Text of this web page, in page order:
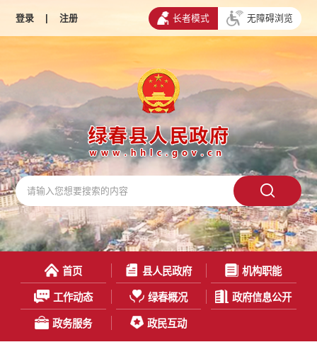
登录 | 注册 长者模式 无障碍浏览
首页 县人民政府 机构职能
工作动态 绿春概况 政府信息公开
政务服务 政民互动